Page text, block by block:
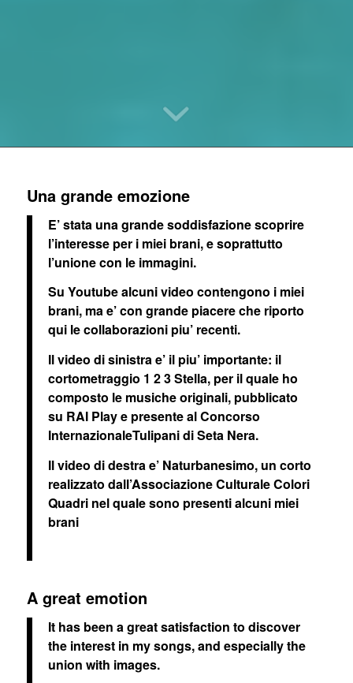
Una grande emozione
E’ stata una grande soddisfazione scoprire
l’interesse per i miei brani, e soprattutto
l’unione con le immagini.
Su Youtube alcuni video contengono i miei
brani, ma e’ con grande piacere che riporto
qui le collaborazioni piu’ recenti.
Il video di sinistra e’ il piu’ importante: il
cortometraggio 1 2 3 Stella, per il quale ho
composto le musiche originali, pubblicato
su RAI Play e presente al Concorso
InternazionaleTulipani di Seta Nera.
Il video di destra e’ Naturbanesimo, un corto
realizzato dall’Associazione Culturale Colori
Quadri nel quale sono presenti alcuni miei
brani
A great emotion
It has been a great satisfaction to discover
the interest in my songs, and especially the
union with images.